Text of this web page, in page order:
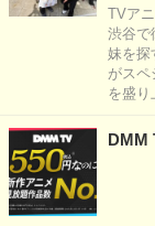
TVア
渋谷で
妹を探
がスペ
を盛り
DMM